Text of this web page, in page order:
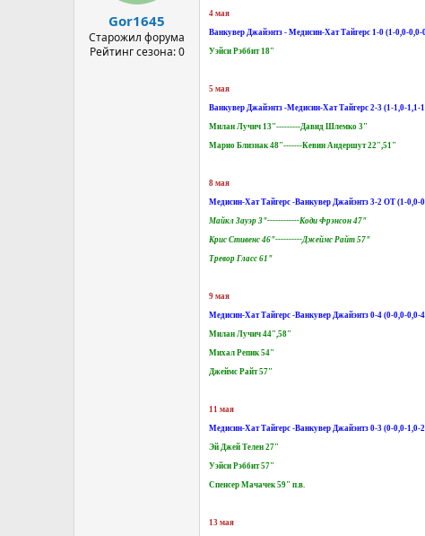
Gor1645
Старожил форума
Рейтинг сезона: 0
4 мая
Ванкувер Джайэнтз - Медисин-Хат Тайгерс 1-0 (1-0,0-0,0-
Уэйси Рэббит 18"
5 мая
Ванкувер Джайэнтз -Медисин-Хат Тайгерс 2-3 (1-1,0-1,1-
Милан Лучич 13"---------Давид Шлемко 3"
Марио Близнак 48"-------Кевин Андершут 22",51"
8 мая
Медисин-Хат Тайгерс -Ванкувер Джайэнтз 3-2 ОТ (1-0,0-
Майкл Зауэр 3"------------Коди Фрэнсон 47"
Крис Стивенс 46"----------Джеймс Райт 57"
Тревор Гласс 61"
9 мая
Медисин-Хат Тайгерс -Ванкувер Джайэнтз 0-4 (0-0,0-0,0-
Милан Лучич 44",58"
Михал Репик 54"
Джеймс Райт 57"
11 мая
Медисин-Хат Тайгерс -Ванкувер Джайэнтз 0-3 (0-0,0-1,0-
Эй Джей Телен 27"
Уэйси Рэббит 57"
Спенсер Мачачек 59" п.в.
13 мая